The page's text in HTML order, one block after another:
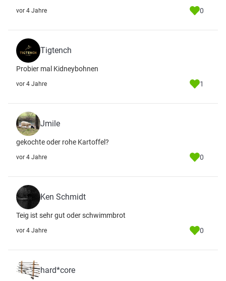
vor 4 Jahre 0
Tigtench
Probier mal Kidneybohnen
vor 4 Jahre 1
Jmile
gekochte oder rohe Kartoffel?
vor 4 Jahre 0
Ken Schmidt
Teig ist sehr gut oder schwimmbrot
vor 4 Jahre 0
hard*core